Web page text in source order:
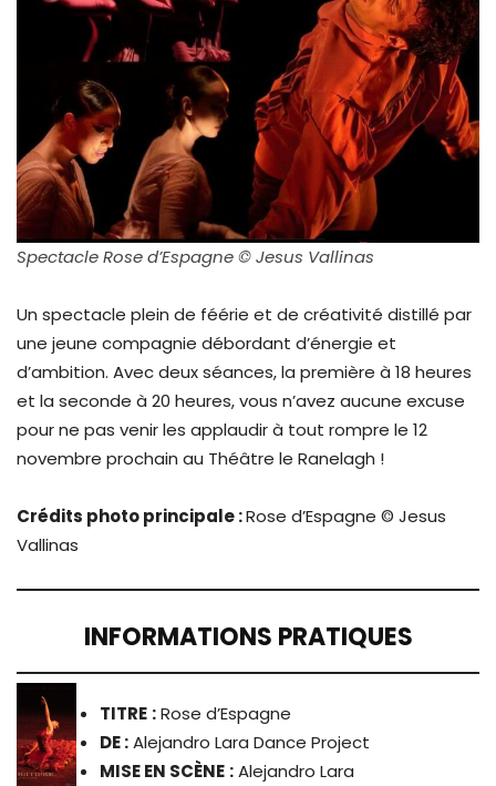
Spectacle Rose d’Espagne © Jesus Vallinas
Un spectacle plein de féérie et de créativité distillé par
une jeune compagnie débordant d’énergie et
d’ambition. Avec deux séances, la première à 18 heures
et la seconde à 20 heures, vous n’avez aucune excuse
pour ne pas venir les applaudir à tout rompre le 12
novembre prochain au Théâtre le Ranelagh !
Crédits photo principale :Rose d’Espagne © Jesus
Vallinas
INFORMATIONS PRATIQUES
TITRE :Rose d’Espagne
DE :Alejandro Lara Dance Project
MISE EN SCÈNE :Alejandro Lara